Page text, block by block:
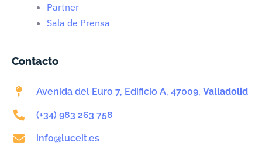
Partner
Sala de Prensa
Contacto
Avenida del Euro 7, Edificio A, 47009, Valladolid
(+34) 983 263 758
info@luceit.es